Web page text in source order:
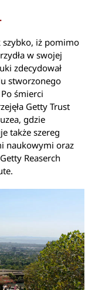
szybko, iż pomimo
w swojej
zdecydował
stworzonego
śmierci
Getty Trust
gdzie
także szereg
naukowymi oraz
Reaserch